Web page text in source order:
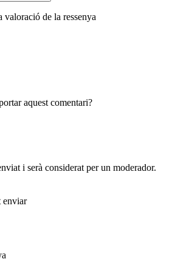
de la ressenya
aquest comentari?
i serà considerat per un moderador.
enviar